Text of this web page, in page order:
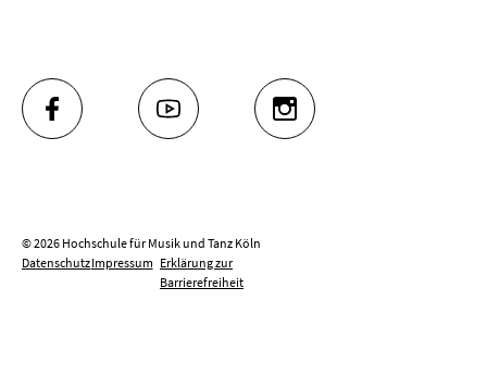
FACEBOOK YOUTUBE INSTAGRAM
© 2026 Hochschule für Musik und Tanz Köln
DatenschutzImpressum Erklärung zur
Barrierefreiheit